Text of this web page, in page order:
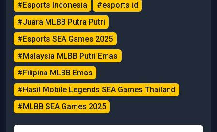
#Esports Indonesia
#esports id
#Juara MLBB Putra Putri
#Esports SEA Games 2025
#Malaysia MLBB Putri Emas
#Filipina MLBB Emas
#Hasil Mobile Legends SEA Games Thailand
#MLBB SEA Games 2025